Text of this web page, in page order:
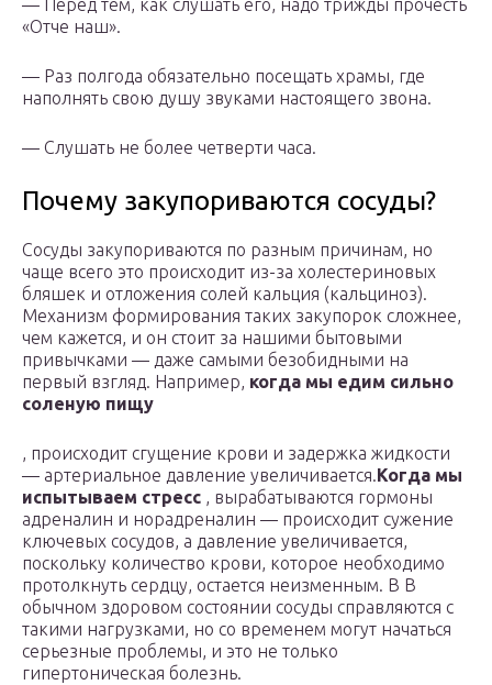
— Перед тем, как слушать его, надо трижды прочесть
«Отче наш».
— Раз полгода обязательно посещать храмы, где
наполнять свою душу звуками настоящего звона.
— Слушать не более четверти часа.
Почему закупориваются сосуды?
Сосуды закупориваются по разным причинам, но
чаще всего это происходит из-за холестериновых
бляшек и отложения солей кальция (кальциноз).
Механизм формирования таких закупорок сложнее,
чем кажется, и он стоит за нашими бытовыми
привычками — даже самыми безобидными на
первый взгляд. Например, когда мы едим сильно
соленую пищу
, происходит сгущение крови и задержка жидкости
— артериальное давление увеличивается.Когда мы
испытываем стресс , вырабатываются гормоны
адреналин и норадреналин — происходит сужение
ключевых сосудов, а давление увеличивается,
поскольку количество крови, которое необходимо
протолкнуть сердцу, остается неизменным. В В
обычном здоровом состоянии сосуды справляются с
такими нагрузками, но со временем могут начаться
серьезные проблемы, и это не только
гипертоническая болезнь.